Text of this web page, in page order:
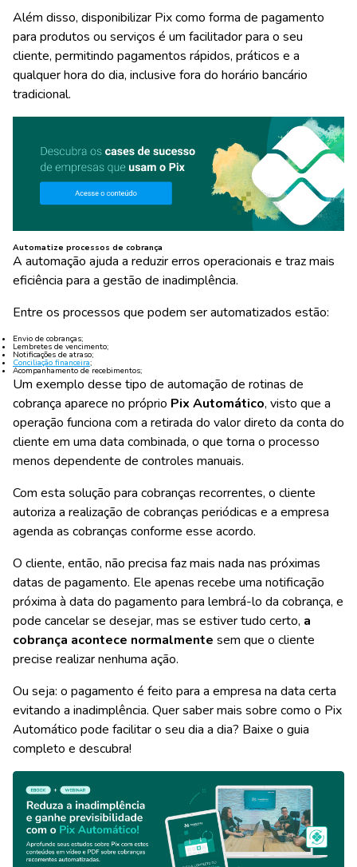
Além disso, disponibilizar Pix como forma de pagamento
para produtos ou serviços é um facilitador para o seu
cliente, permitindo pagamentos rápidos, práticos e a
qualquer hora do dia, inclusive fora do horário bancário
tradicional.
Automatize processos de cobrança
A automação ajuda a reduzir erros operacionais e traz mais
eficiência para a gestão de inadimplência.
Entre os processos que podem ser automatizados estão:
Envio de cobranças;
Lembretes de vencimento;
Notificações de atraso;
Conciliação financeira;
Acompanhamento de recebimentos;
Um exemplo desse tipo de automação de rotinas de
cobrança aparece no próprio Pix Automático, visto que a
operação funciona com a retirada do valor direto da conta do
cliente em uma data combinada, o que torna o processo
menos dependente de controles manuais.
Com esta solução para cobranças recorrentes, o cliente
autoriza a realização de cobranças periódicas e a empresa
agenda as cobranças conforme esse acordo.
O cliente, então, não precisa faz mais nada nas próximas
datas de pagamento. Ele apenas recebe uma notificação
próxima à data do pagamento para lembrá-lo da cobrança, e
pode cancelar se desejar, mas se estiver tudo certo, a
cobrança acontece normalmente sem que o cliente
precise realizar nenhuma ação.
Ou seja: o pagamento é feito para a empresa na data certa
evitando a inadimplência. Quer saber mais sobre como o Pix
Automático pode facilitar o seu dia a dia? Baixe o guia
completo e descubra!